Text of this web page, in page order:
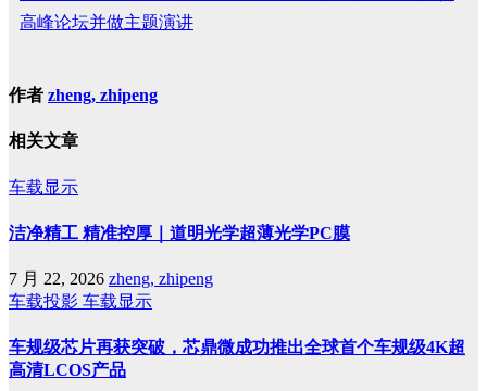
高峰论坛并做主题演讲
作者 zheng, zhipeng
相关文章
车载显示
洁净精工 精准控厚｜道明光学超薄光学PC膜
7 月 22, 2026 zheng, zhipeng
车载投影 车载显示
车规级芯片再获突破，芯鼎微成功推出全球首个车规级4K超
高清LCOS产品